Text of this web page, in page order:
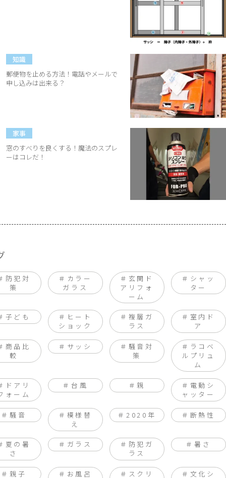
郵便物を止める方法！電話やメールで
申し込みは出来る？
知識
窓のすべりを良くする！魔法のスプレ
ーはコレだ！
家事
防犯対
策
カラー
ガラス
玄関ド
アリフォ
ーム
シャッ
ター
子ども
ヒート
ショック
複層ガ
ラス
室内ド
ア
商品比
較
サッシ
騒音対
策
ラコベ
ルプリュ
ム
ドアリ
ォーム
台風 親
電動シ
ャッター
騒音
模様替
え
2020年 断熱性
夏の暑
さ
ガラス
防犯ガ
ラス
暑さ
親子 お風呂 スクリ 文化シ